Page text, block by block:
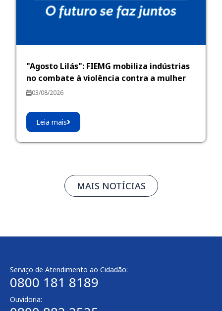
"Agosto Lilás": FIEMG mobiliza indústrias
no combate à violência contra a mulher
03/08/2026
Leia mais
MAIS NOTÍCIAS
Serviço de Atendimento ao Cidadão:
0800 181 8189
Ouvidoria: